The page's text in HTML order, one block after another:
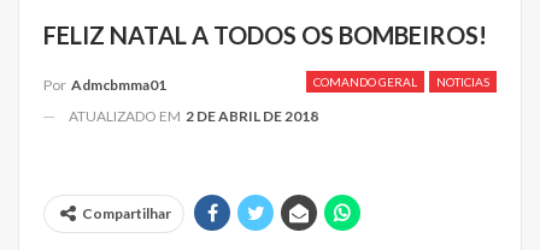
FELIZ NATAL A TODOS OS BOMBEIROS!
COMANDO GERAL NOTICIAS
Por Admcbmma01
ATUALIZADO EM 2 DE ABRIL DE 2018
Compartilhar